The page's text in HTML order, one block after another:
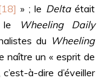
» ; le Deltaétait
le
Wheeling Daily
du Wheeling
naître un « esprit de
à-dire d’éveiller